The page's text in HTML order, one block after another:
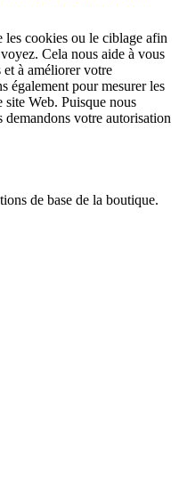
les cookies ou le ciblage afin
Cela nous aide à vous
à améliorer votre
également pour mesurer les
site Web. Puisque nous
votre autorisation
de base de la boutique.